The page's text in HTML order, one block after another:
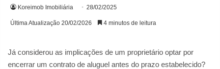
Koreimob Imobiliária 28/02/2025
Última Atualização 20/02/2026 4 minutos de leitura
Já considerou as implicações de um proprietário optar por
encerrar um contrato de aluguel antes do prazo estabelecido?